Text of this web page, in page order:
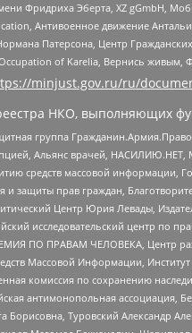
Фридриха Эберта, XZ gGmbH,
Антивоенное движение
Патерсона, Центр
of Karelia, Вернись живым,
minjust.gov.ru/ru/
НКО, выполняющих
группа
Альянс врачей, НАСИЛИЮ.НЕТ,
средств массовой
и защиты прав граждан,
Центр Юрия Левады,
исследовательский центр по
ПО ПРАВАМ ЧЕЛОВЕКА, Центр
Массовой Информации,
комиссия по сохранению
антимонопольная
Борисовна, Туровский Александр